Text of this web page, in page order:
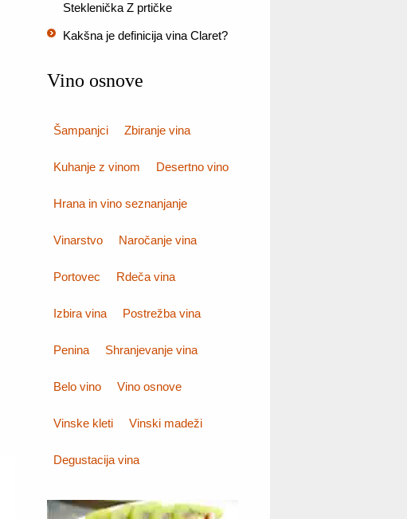
Steklenička Z prtičke
Kakšna je definicija vina Claret?
Vino osnove
Šampanjci Zbiranje vina
Kuhanje z vinom Desertno vino
Hrana in vino seznanjanje
Vinarstvo Naročanje vina
Portovec Rdeča vina
Izbira vina Postrežba vina
Penina Shranjevanje vina
Belo vino Vino osnove
Vinske kleti Vinski madeži
Degustacija vina